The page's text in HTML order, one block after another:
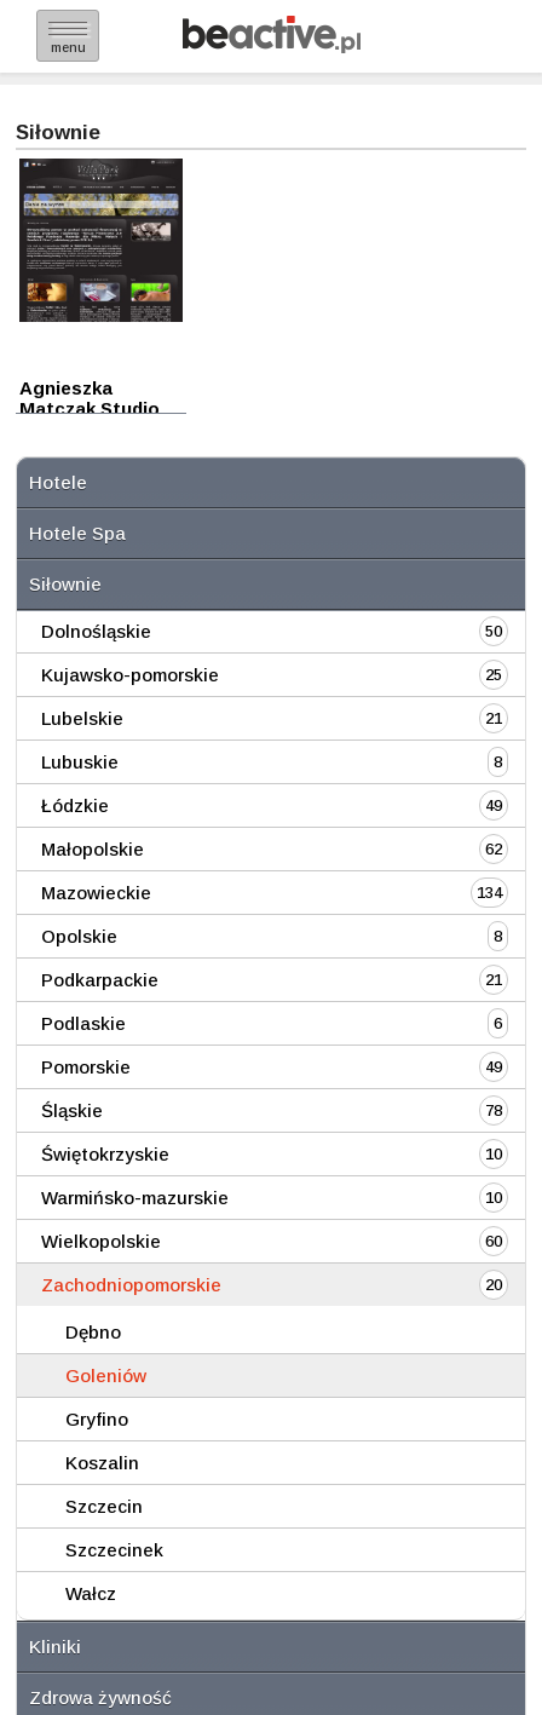
menu
Siłownie
Agnieszka
Matczak Studio
Hotele
Hotele Spa
Siłownie
Dolnośląskie 50
Kujawsko-pomorskie 25
Lubelskie 21
Lubuskie 8
Łódzkie 49
Małopolskie 62
Mazowieckie 134
Opolskie 8
Podkarpackie 21
Podlaskie 6
Pomorskie 49
Śląskie 78
Świętokrzyskie 10
Warmińsko-mazurskie 10
Wielkopolskie 60
Zachodniopomorskie 20
Dębno
Goleniów
Gryfino
Koszalin
Szczecin
Szczecinek
Wałcz
Kliniki
Zdrowa żywność